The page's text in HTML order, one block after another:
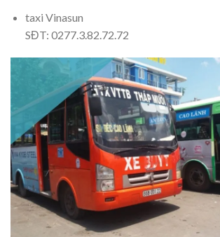
taxi Vinasun
SĐT: 0277.3.82.72.72